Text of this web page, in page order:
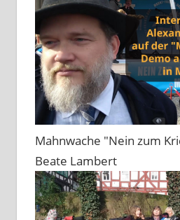
Mahnwache "Nein zum
Beate Lambert